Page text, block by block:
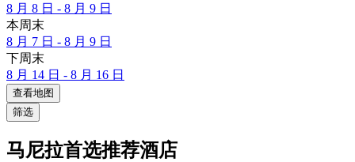
8 月 8 日 - 8 月 9 日
本周末
8 月 7 日 - 8 月 9 日
下周末
8 月 14 日 - 8 月 16 日
查看地图
筛选
马尼拉首选推荐酒店